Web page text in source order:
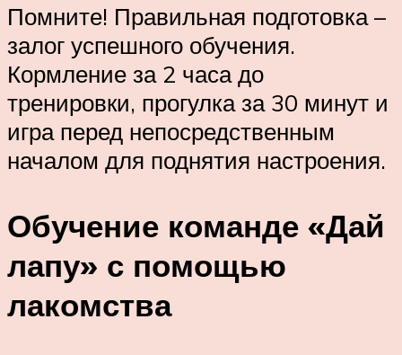
Помните! Правильная подготовка –
залог успешного обучения.
Кормление за 2 часа до
тренировки, прогулка за 30 минут и
игра перед непосредственным
началом для поднятия настроения.
Обучение команде «Дай
лапу» с помощью
лакомства